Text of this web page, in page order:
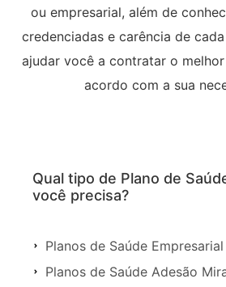
ou empresarial, além de
credenciadas e carência de
ajudar você a contratar o
acordo com a sua
Qual tipo de Plano de
você precisa?
Planos de Saúde
Planos de Saúde Adesão